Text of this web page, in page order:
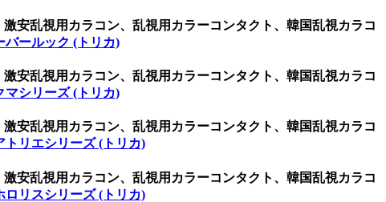
安乱視用カラコン、乱視用カラーコンタクト、韓国乱視カラコ
バールック (トリカ)
安乱視用カラコン、乱視用カラーコンタクト、韓国乱視カラコ
マシリーズ (トリカ)
安乱視用カラコン、乱視用カラーコンタクト、韓国乱視カラコ
トリエシリーズ (トリカ)
安乱視用カラコン、乱視用カラーコンタクト、韓国乱視カラコ
ロリスシリーズ (トリカ)